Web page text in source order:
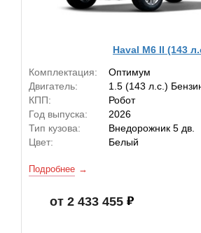
Haval M6 II (143
Комплектация:
Оптимум
Двигатель:
1.5 (143 л.с.)
КПП:
Робот
Год выпуска:
2026
Тип кузова:
Внедорожник 5 дв.
Цвет:
Белый
Подробнее
от 2 433 455